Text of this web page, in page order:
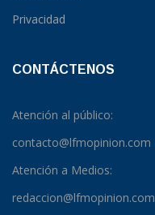
Privacidad
CONTÁCTENOS
Atención al público:
contacto@lfmopinion.com
Atención a Medios:
redaccion@lfmopinion.com